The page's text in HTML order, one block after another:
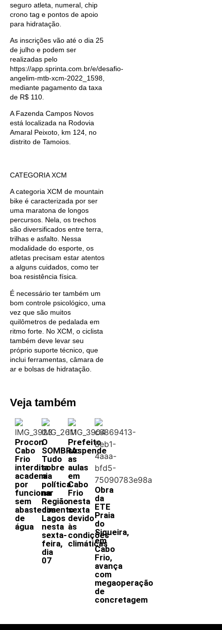
seguro atleta, numeral, chip
crono tag e pontos de apoio
para hidratação.
As inscrições vão até o dia 25
de julho e podem ser
realizadas pelo
https://app.sprinta.com.br/e/desafio-
angelim-mtb-xcm-2022_1598,
mediante pagamento da taxa
de R$ 110.
A Fazenda Campos Novos
está localizada na Rodovia
Amaral Peixoto, km 124, no
distrito de Tamoios.
CATEGORIA XCM
A categoria XCM de mountain
bike é caracterizada por ser
uma maratona de longos
percursos. Nela, os trechos
são diversificados entre terra,
trilhas e asfalto. Nessa
modalidade do esporte, os
atletas precisam estar atentos
a alguns cuidados, como ter
boa resistência física.
É necessário ter também um
bom controle psicológico, uma
vez que são muitos
quilômetros de pedalada em
ritmo forte. No XCM, o ciclista
também deve levar seu
próprio suporte técnico, que
inclui ferramentas, câmara de
ar e bolsas de hidratação.
Veja também
Procon
Cabo
Frio
interdita
academia
por
funcionar
sem
abastecimento
de
água
O
SOMBRA:
Tudo
sobre
a
política
na
Região
dos
Lagos
nesta
sexta-
feira,
dia
07
Prefeito
suspende
as
aulas
em
Cabo
Frio
nesta
sexta
devido
às
condições
climáticas
Obra
da
ETE
Praia
do
Siqueira,
em
Cabo
Frio,
avança
com
megaoperação
de
concretagem